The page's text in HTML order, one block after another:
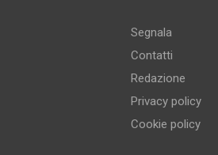
Segnala
Contatti
Redazione
Privacy policy
Cookie policy